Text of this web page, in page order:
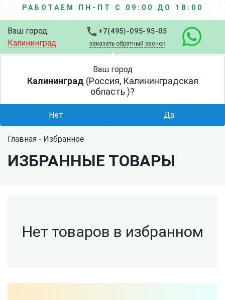
РАБОТАЕМ ПН-ПТ С 09:00 ДО 18:00
Ваш город:
Калининград
+7(495)-095-95-05
заказать обратный звонок
Главная Избранное
ИЗБРАННЫЕ ТОВАРЫ
Нет товаров в избранном
Ваш город
Калининград (Россия, Калининградская
область )?
Нет Да